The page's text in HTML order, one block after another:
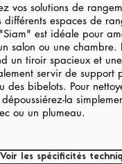
vos solutions de
différents espaces de
est idéale pour
salon ou une chambre.
un tiroir spacieux et
servir de support
des bibelots. Pour
la
ou un plumeau.
Voir les spécificités